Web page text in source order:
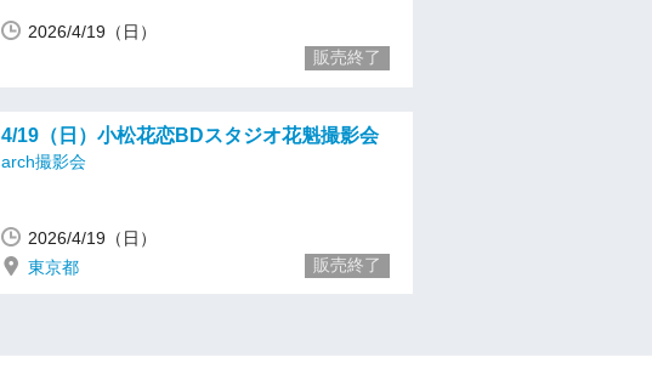
2026/4/19（日）
販売終了
4/19（日）小松花恋BDスタジオ花魁撮影会
arch撮影会
2026/4/19（日）
東京都
販売終了